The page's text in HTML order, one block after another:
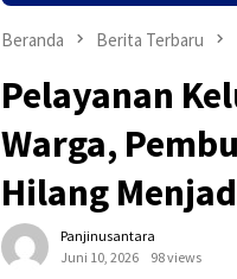
Beranda Berita Terbaru
Pelayanan
Warga,
Hilang
Panjinusantara
Juni 10, 2026
98 views